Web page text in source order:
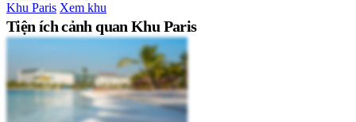
Khu Paris Xem khu
Tiện ích cảnh quan Khu Paris